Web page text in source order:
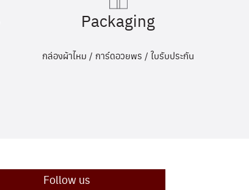
Packaging
กล่องผ้าไหม / การ์ดอวยพร / ใบรับประกัน
Follow us